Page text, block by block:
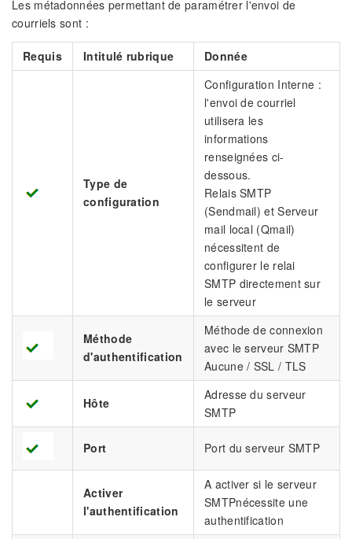
Les métadonnées permettant de paramétrer l'envoi de
courriels sont :
Requis Intitulé rubrique Donnée
Type de
configuration
Configuration Interne :
l'envoi de courriel
utilisera les
informations
renseignées ci-
dessous.
Relais SMTP
(Sendmail) et Serveur
mail local (Qmail)
nécessitent de
configurer le relai
SMTP directement sur
le serveur
Méthode
d'authentification
Méthode de connexion
avec le serveur SMTP
Aucune / SSL / TLS
Hôte
Adresse du serveur
SMTP
Port Port du serveur SMTP
Activer
l'authentification
A activer si le serveur
SMTPnécessite une
authentification